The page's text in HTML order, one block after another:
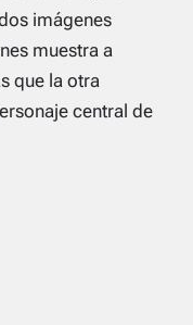
imágenes
muestra a
que la otra
central de